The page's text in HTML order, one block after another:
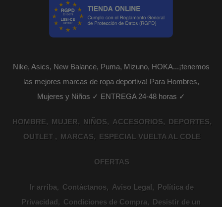
Nike, Asics, New Balance, Puma, Mizuno, HOKA...¡tenemos
las mejores marcas de ropa deportiva! Para Hombres,
Mujeres y Niños ✓ ENTREGA 24-48 horas ✓
HOMBRE MUJER NIÑOS ACCESORIOS
DEPORTES
OUTLET
MARCAS ESPECIAL VUELTA AL COLE
OFERTAS
Ir arriba Contáctanos Aviso Legal
Política de
Privacidad
Condiciones de Compra
Desistir de un